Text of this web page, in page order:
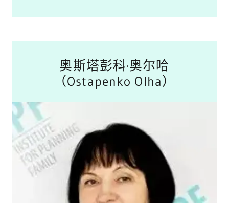
奥斯塔彭科·奥尔哈
（Ostapenko Olha）